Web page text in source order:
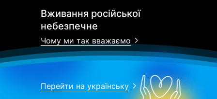
Вживання російської
небезпечне
Чому ми так вважаємо
Перейти на українську